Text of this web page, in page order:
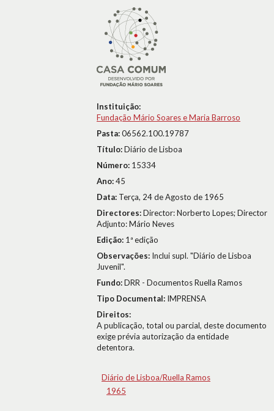
Instituição:
Fundação Mário Soares e Maria Barroso
Pasta:06562.100.19787
Título:Diário de Lisboa
Número: 15334
Ano:45
Data: Terça, 24 de Agosto de 1965
Directores:Director: Norberto Lopes; Director
Adjunto: Mário Neves
Edição: 1ª edição
Observações: Inclui supl. "Diário de Lisboa
Juvenil".
Fundo:DRR - Documentos Ruella Ramos
Tipo Documental: IMPRENSA
Direitos:
A publicação, total ou parcial, deste documento
exige prévia autorização da entidade
detentora.
Diário de Lisboa/Ruella Ramos
1965